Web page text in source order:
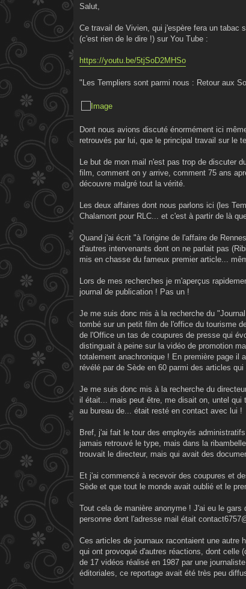
s
g
Salut,
Ce travail de Vivien, qui j'espère fera un tabac
(c'est rien de le dire !) sur You Tube :
https://youtu.be/5tjSoD2MHSo
"Les Templiers sont parmi nous : Retour aux
Dont nous avions discuté énormément ici
retrouvés par lui, que le principal travail sur le
Le but de mon mail n'est pas trop de discuter
film, comment on y arrive, comment 75 ans
découvre malgré tout la vérité.
Les deux affaires dont nous parlons ici (les
Chalamont pour RLC... et c'est à partir de là
Quand j'ai écrit "à l'origine de l'affaire de
d'autres intervenants dont on ne parlait pas
mis en chasse du fameux premier article...
Lors de mes recherches je m'aperçus
journal de publication ! Pas un !
Je me suis donc mis à la recherche du
tombé sur un petit film de l'office du tourisme
de l'Office un tas de coupures de presse qui
distinguait à peine sur la vidéo de promotion
totalement anachronique ! En première page il
révélé par de Sède en 60 parmi des articles
Je me suis donc mis à la recherche du
il était... mais peut être, me disait on, untel
au bureau de... était resté en contact avec lui !
Bref, j'ai fait le tour des employés
jamais retrouvé le type, mais dans la
trouvait le directeur, mais qui avait des
Et j'ai commencé à recevoir des coupures et
Sède et que tout le monde avait oublié et le
Tout cela de manière anonyme ! J'ai eu le
personne dont l'adresse mail était
Ces articles de journaux racontaient une autre
qui ont provoqué d'autres réactions, dont celle
de 17 vidéos réalisé en 1987 par une
éditoriales, ce reportage avait été très peu